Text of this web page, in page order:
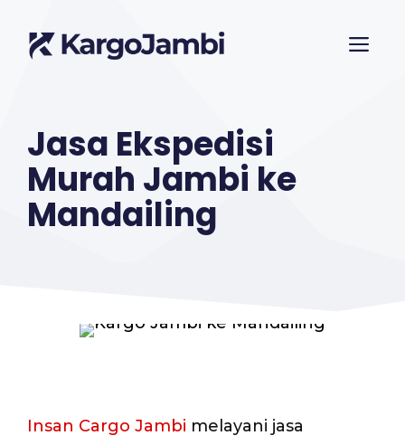
Jasa Ekspedisi
Murah Jambi ke
Mandailing
Insan Cargo Jambi melayani jasa